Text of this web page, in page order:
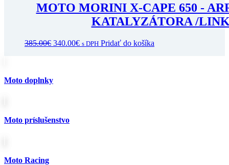
MOTO MORINI X-CAPE 650 -
KATALYZÁTORA /
385.00€ Pôvodná
340.00€Aktuálna
s DPH Pridať do košíka
Moto doplnky
Moto príslušenstvo
Moto Racing